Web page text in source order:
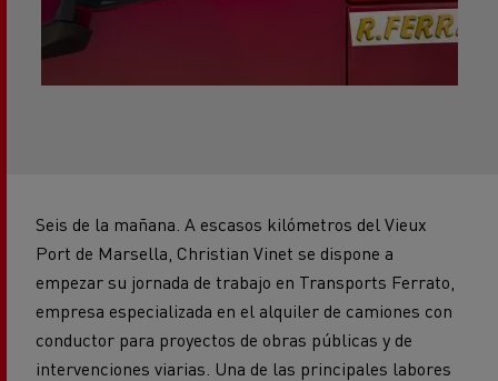
Seis de la mañana. A escasos kilómetros del Vieux
Port de Marsella, Christian Vinet se dispone a
empezar su jornada de trabajo en Transports Ferrato,
empresa especializada en el alquiler de camiones con
conductor para proyectos de obras públicas y de
intervenciones viarias. Una de las principales labores